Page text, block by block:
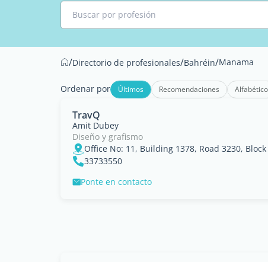
Buscar por profesión
/Directorio de profesionales/Bahréin/Manama
Ordenar por Últimos Recomendaciones Alfabético
TravQ
Amit Dubey
Diseño y grafismo
Office No: 11, Building 1378, Road 3230,
33733550
Ponte en contacto